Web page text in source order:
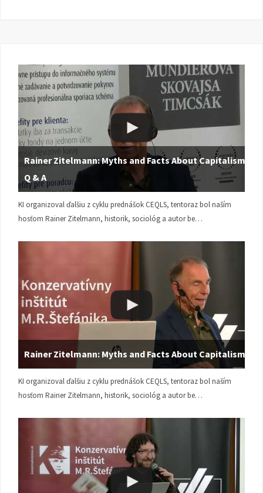
Rainer Zitelmann: Myths and Facts About Capitalism |
Q & A
KI organizoval ďalšiu z cyklu prednášok CEQLS, tentoraz bol naším
hosťom Rainer Zitelmann, historik, sociológ a autor be…
Rainer Zitelmann: Myths and Facts About Capitalism
KI organizoval ďalšiu z cyklu prednášok CEQLS, tentoraz bol naším
hosťom Rainer Zitelmann, historik, sociológ a autor be…